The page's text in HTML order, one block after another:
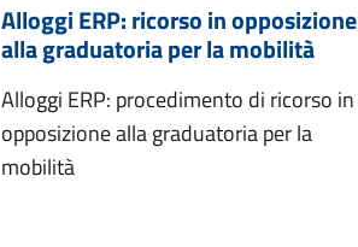
Alloggi ERP: ricorso in opposizione
alla graduatoria per la mobilità
Alloggi ERP: procedimento di ricorso in
opposizione alla graduatoria per la
mobilità